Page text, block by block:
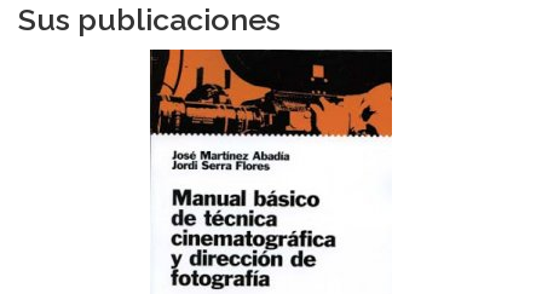
Sus publicaciones